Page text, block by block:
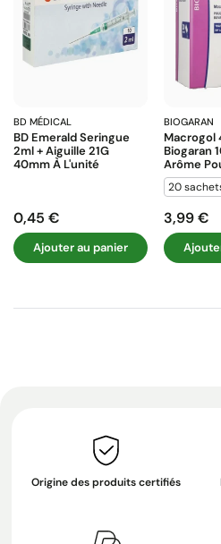
BD MÉDICAL
BD Emerald Seringue
2ml + Aiguille 21G
40mm À L'unité
Prix
0,45 €
Ajouter au panier
BIOGARAN
Macrogol
Biogaran
Arôme
20
Prix
3,99 €
Origine des produits certifiés